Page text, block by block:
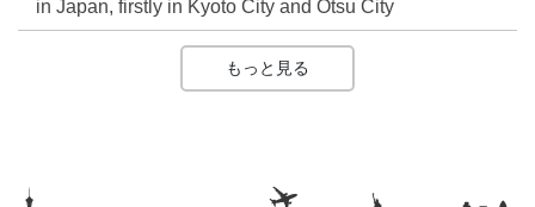
in Japan, firstly in Kyoto City and Otsu City
もっと見る